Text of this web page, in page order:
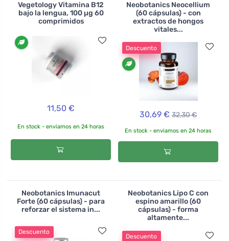
Vegetology Vitamina B12
bajo la lengua, 100 µg 60
comprimidos
11,50 €
En stock - enviamos en 24 horas
Neobotanics Neocellium
(60 cápsulas) - con
extractos de hongos
vitales...
Descuento
30,69 € 32,30 €
En stock - enviamos en 24 horas
Neobotanics Imunacut
Forte (60 cápsulas) - para
reforzar el sistema in...
Descuento
Neobotanics Lipo C con
espino amarillo (60
cápsulas) - forma
altamente...
Descuento